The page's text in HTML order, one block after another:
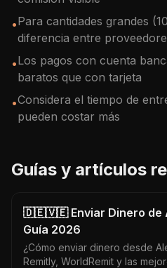
•Para cantidades grandes
diferencia entre
•Los pagos con cuenta
baratos que con tarjeta
•Considera el tiempo de
pueden costar más
Guías y artículos
🇩🇪🇻🇪 Enviar Dinero de
Guía 2026
¿Cómo enviar dinero desde
Remitly, WorldRemit y las